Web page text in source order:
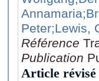
Annamaria
Peter;Lewis,
Référence
Publication
Article